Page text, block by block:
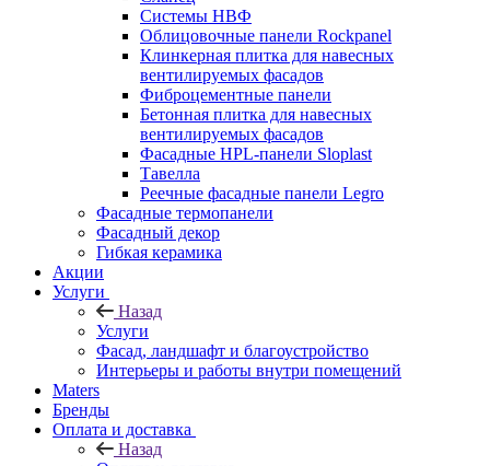
Системы НВФ
Облицовочные панели Rockpanel
Клинкерная плитка для навесных
вентилируемых фасадов
Фиброцементные панели
Бетонная плитка для навесных
вентилируемых фасадов
Фасадные HPL-панели Sloplast
Тавелла
Реечные фасадные панели Legro
Фасадные термопанели
Фасадный декор
Гибкая керамика
Акции
Услуги
Назад
Услуги
Фасад, ландшафт и благоустройство
Интерьеры и работы внутри помещений
Maters
Бренды
Оплата и доставка
Назад